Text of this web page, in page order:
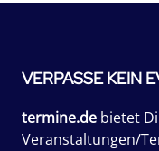
VERPASSE KEIN
termine.de bietet
Veranstaltungen/